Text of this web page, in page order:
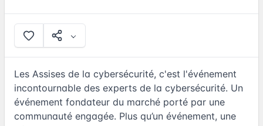
Les Assises de la cybersécurité, c'est l'événement
incontournable des experts de la cybersécurité. Un
événement fondateur du marché porté par une
communauté engagée. Plus qu’un événement, une